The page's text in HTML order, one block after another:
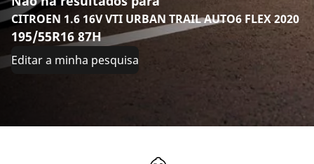
CITROEN 1.6 16V VTI URBAN TRAIL AUTO6 FLEX 2020
195/55R16 87H
Editar a minha pesquisa